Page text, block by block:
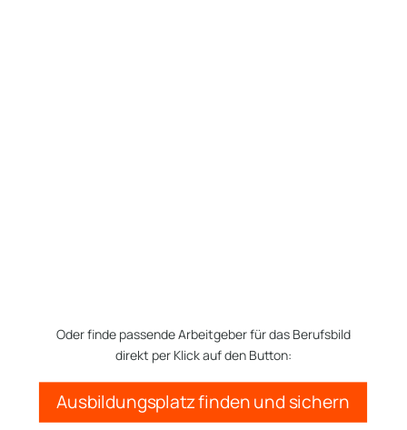
Oder finde passende Arbeitgeber für das Berufsbild
direkt per Klick auf den Button:
Ausbildungsplatz finden und sichern